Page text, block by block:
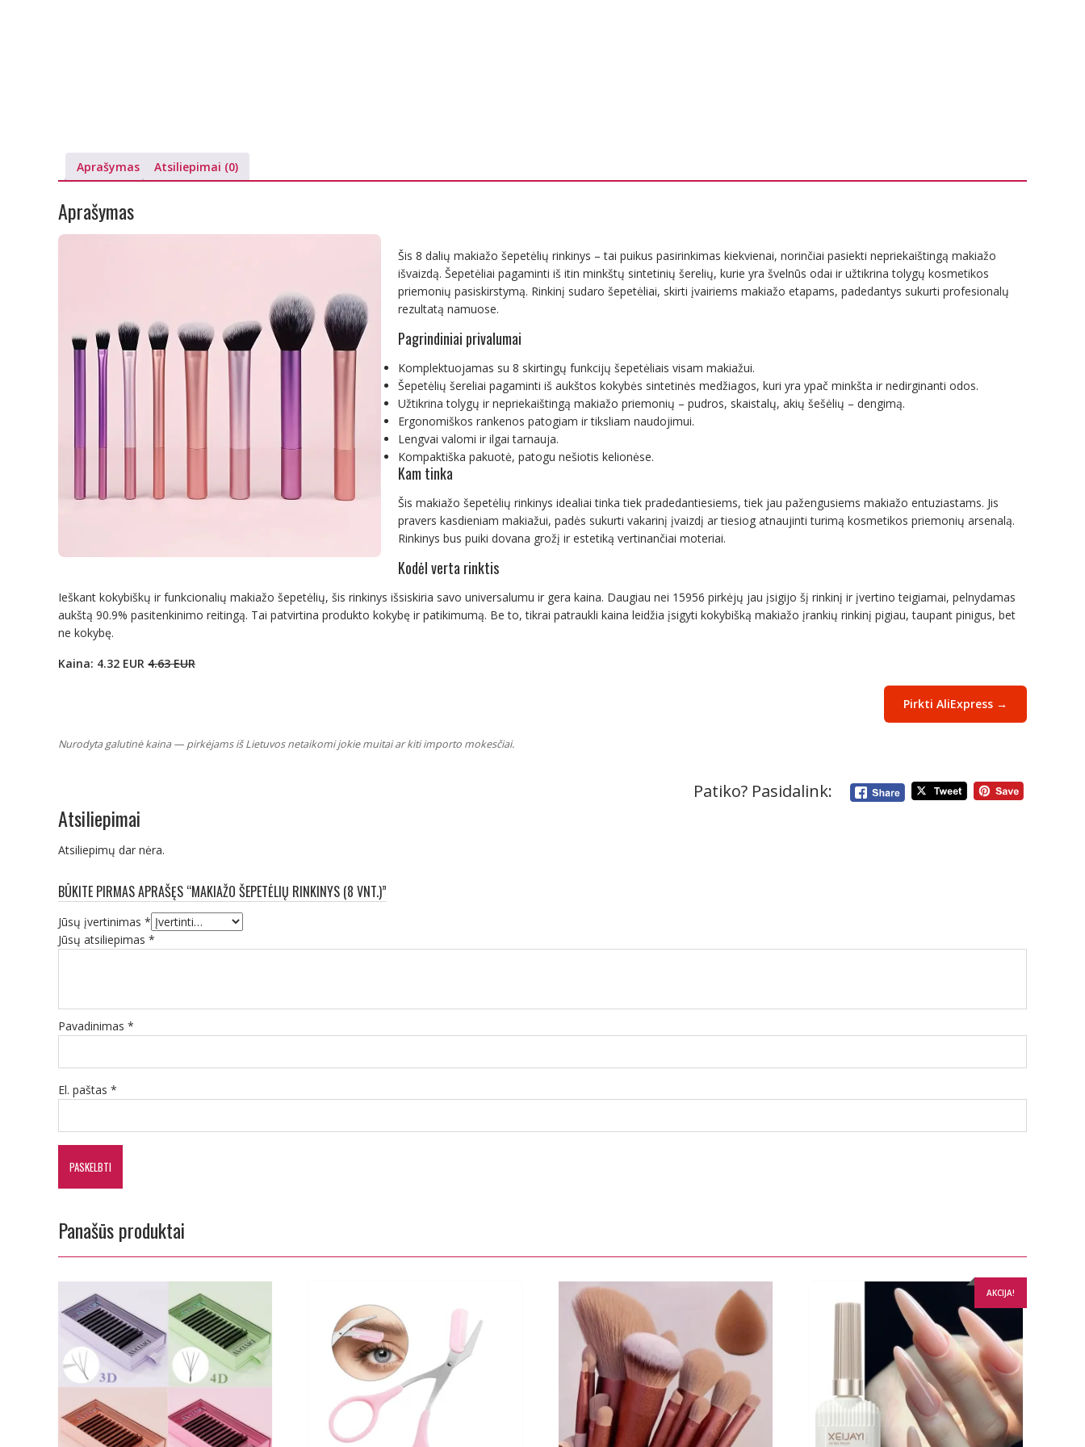
Aprašymas Atsiliepimai (0)
Aprašymas
Šis 8 dalių makiažo šepetėlių rinkinys – tai puikus pasirinkimas kiekvienai, norinčiai pasiekti nepriekaištingą makiažo
išvaizdą. Šepetėliai pagaminti iš itin minkštų sintetinių šerelių, kurie yra švelnūs odai ir užtikrina tolygų kosmetikos
priemonių pasiskirstymą. Rinkinį sudaro šepetėliai, skirti įvairiems makiažo etapams, padedantys sukurti profesionalų
rezultatą namuose.
Pagrindiniai privalumai
Komplektuojamas su 8 skirtingų funkcijų šepetėliais visam makiažui.
Šepetėlių šereliai pagaminti iš aukštos kokybės sintetinės medžiagos, kuri yra ypač minkšta ir nedirginanti odos.
Užtikrina tolygų ir nepriekaištingą makiažo priemonių – pudros, skaistalų, akių šešėlių – dengimą.
Ergonomiškos rankenos patogiam ir tiksliam naudojimui.
Lengvai valomi ir ilgai tarnauja.
Kompaktiška pakuotė, patogu nešiotis kelionėse.
Kam tinka
Šis makiažo šepetėlių rinkinys idealiai tinka tiek pradedantiesiems, tiek jau pažengusiems makiažo entuziastams. Jis
pravers kasdieniam makiažui, padės sukurti vakarinį įvaizdį ar tiesiog atnaujinti turimą kosmetikos priemonių arsenalą.
Rinkinys bus puiki dovana grožį ir estetiką vertinančiai moteriai.
Kodėl verta rinktis
Ieškant kokybiškų ir funkcionalių makiažo šepetėlių, šis rinkinys išsiskiria savo universalumu ir gera kaina. Daugiau nei 15956 pirkėjų jau įsigijo šį rinkinį ir įvertino teigiamai, pelnydamas
aukštą 90.9% pasitenkinimo reitingą. Tai patvirtina produkto kokybę ir patikimumą. Be to, tikrai patraukli kaina leidžia įsigyti kokybišką makiažo įrankių rinkinį pigiau, taupant pinigus, bet
ne kokybę.
Kaina: 4.32 EUR 4.63 EUR
Pirkti AliExpress →
Nurodyta galutinė kaina — pirkėjams iš Lietuvos netaikomi jokie muitai ar kiti importo mokesčiai.
Patiko? Pasidalink:
Atsiliepimai
Atsiliepimų dar nėra.
BŪKITE PIRMAS APRAŠĘS “MAKIAŽO ŠEPETĖLIŲ RINKINYS (8 VNT.)”
Jūsų įvertinimas *
Jūsų atsiliepimas *
Pavadinimas *
El. paštas *
Panašūs produktai
AKCIJA!